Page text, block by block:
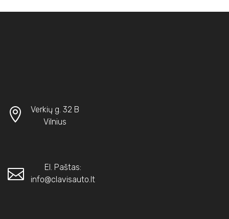
Verkių g. 32 B
Vilnius
El. Paštas:
info@clavisauto.lt